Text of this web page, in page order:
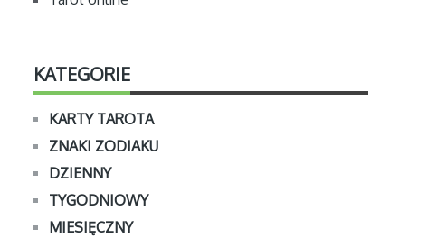
KATEGORIE
KARTY TAROTA
ZNAKI ZODIAKU
DZIENNY
TYGODNIOWY
MIESIĘCZNY